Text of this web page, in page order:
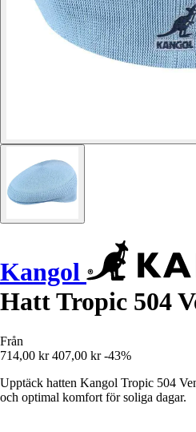
Kangol
Hatt Tropic 504
Från
714,00 kr 407,00 kr -43%
Upptäck hatten Kangol Tropic 504
och optimal komfort för soliga dagar.